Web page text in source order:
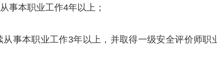
事本职业工作4年以上；
事本职业工作3年以上，并取得一级安全评价师职